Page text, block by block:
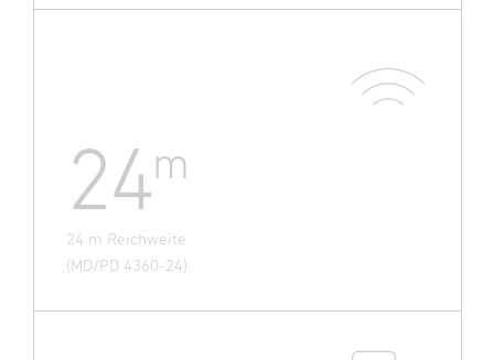
24m
24 m Reichweite
(MD/PD 4360-24)